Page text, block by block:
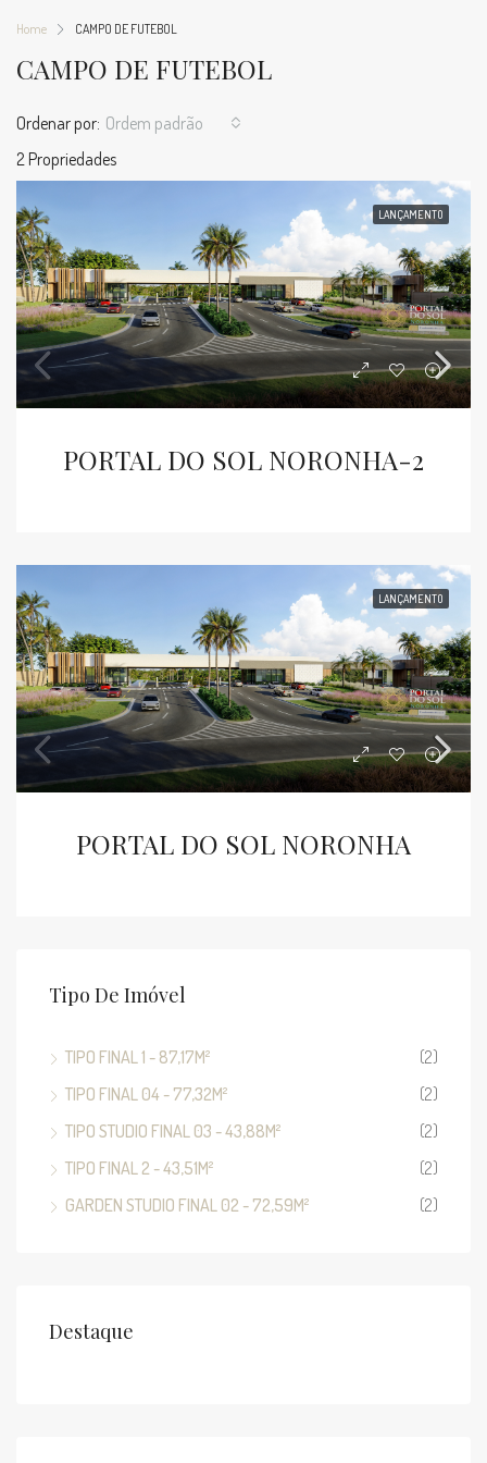
Home CAMPO DE FUTEBOL
CAMPO DE FUTEBOL
2 Propriedades
Ordenar por: Ordem padrão
LANÇAMENTO
PORTAL DO SOL NORONHA-2
LANÇAMENTO
PORTAL DO SOL NORONHA
Tipo De Imóvel
TIPO FINAL 1 - 87,17M²
(2)
TIPO FINAL 04 - 77,32M²
(2)
TIPO STUDIO FINAL 03 - 43,88M²
(2)
TIPO FINAL 2 - 43,51M²
(2)
GARDEN STUDIO FINAL 02 - 72,59M²
(2)
Destaque